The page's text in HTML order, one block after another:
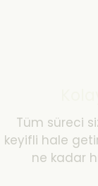
Tüm süreci
keyifli hale
ne kadar